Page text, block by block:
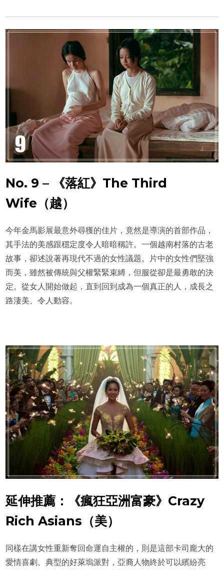
No. 9 – 《落紅》The Third
Wife（越）
今年金馬影展最意外尋獲的佳片，竟然是導演的首部作品，
其手法的美感跟穩定度令人暗暗稱許。一個越南村落的古老
故事，卻述說著再現代不過的女性議題。片中的女性們堅強
而美，雖然被傳統與父權緊緊束縛，但服從卻是最勇敢的決
定。從女人開始做起，直到回到成為一個真正的人，成長之
路淒美、令人動容。
延伸推薦：《瘋狂亞洲富豪》Crazy
Rich Asians（美）
同樣在講女性重新奪回命運自主權的，則是這部卡司龐大的
愛情喜劇。典型的好萊塢派對，亞裔人物終於可以繽紛亮